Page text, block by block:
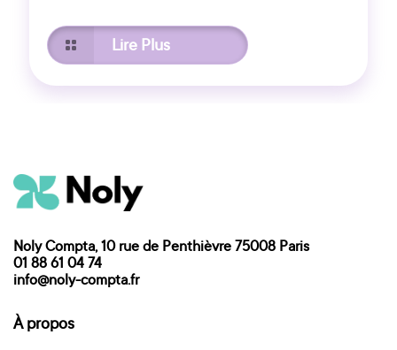
Lire Plus
Noly Compta, 10 rue de Penthièvre 75008 Paris
01 88 61 04 74
info@noly-compta.fr
À propos